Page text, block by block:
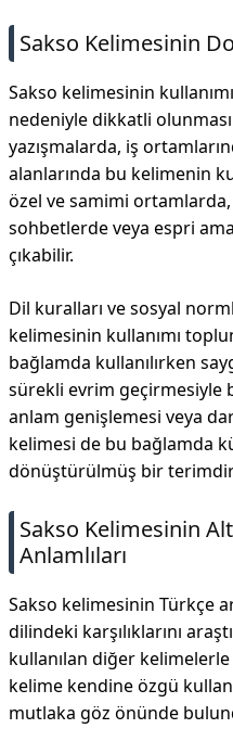
Sakso Kelimesinin
Sakso kelimesinin
nedeniyle dikkatli
yazışmalarda, iş
alanlarında bu kelimenin
özel ve samimi ortamlarda,
sohbetlerde veya espri
çıkabilir.
Dil kuralları ve sosyal
kelimesinin kullanımı
bağlamda kullanılırken
sürekli evrim geçirmesiyle
anlam genişlemesi veya
kelimesi de bu bağlamda
dönüştürülmüş bir
Sakso Kelimesinin
Anlamlıları
Sakso kelimesinin Türkçe
dilindeki karşılıklarını
kullanılan diğer kelimelerle
kelime kendine özgü
mutlaka göz önünde